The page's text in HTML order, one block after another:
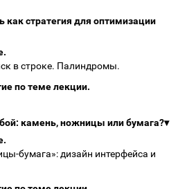
как стратегия для оптимизации
в строке. Палиндромы.
по теме лекции.
камень, ножницы или бумага?▾
дизайн интерфейса и